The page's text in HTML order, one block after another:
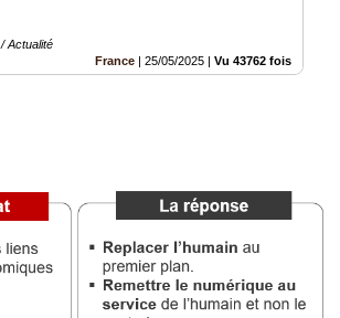
Actualité
France
25/05/2025 Vu 43762 fois